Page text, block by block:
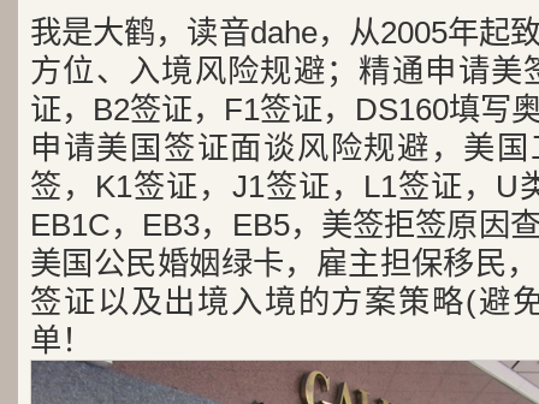
我是大鹤，读音dahe，从2005年起
方位、入境风险规避；精通申请美
证，B2签证，F1签证，DS160填写
申请美国签证面谈风险规避，美
签，K1签证，J1签证，L1签证，U
EB1C，EB3，EB5，美签拒签原因
美国公民婚姻绿卡，雇主担保移民
签证以及出境入境的方案策略(避
单！